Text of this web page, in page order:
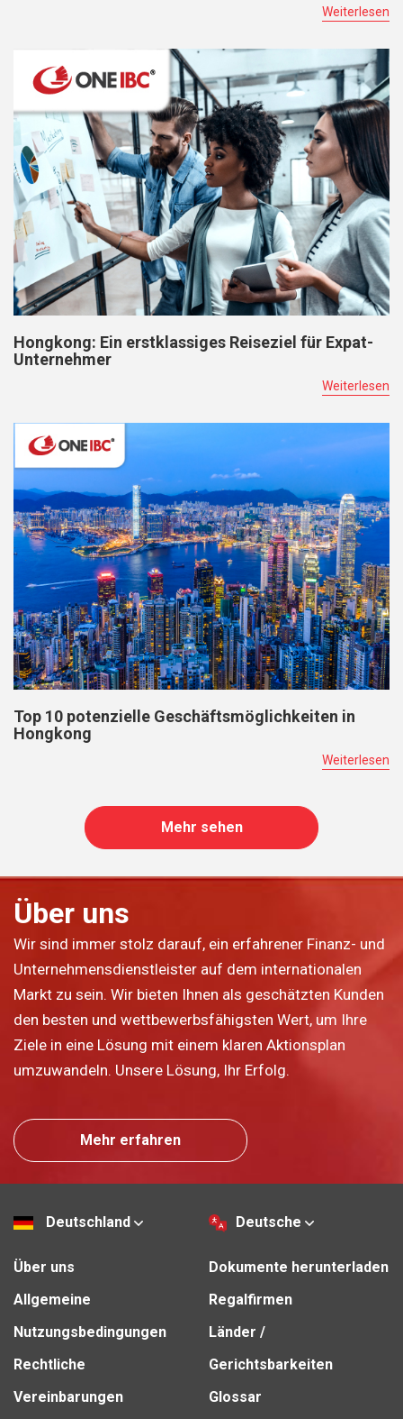
Weiterlesen
Hongkong: Ein erstklassiges Reiseziel für Expat-
Unternehmer
Weiterlesen
Top 10 potenzielle Geschäftsmöglichkeiten in
Hongkong
Weiterlesen
Mehr sehen
Über uns
Wir sind immer stolz darauf, ein erfahrener Finanz- und
Unternehmensdienstleister auf dem internationalen
Markt zu sein. Wir bieten Ihnen als geschätzten Kunden
den besten und wettbewerbsfähigsten Wert, um Ihre
Ziele in eine Lösung mit einem klaren Aktionsplan
umzuwandeln. Unsere Lösung, Ihr Erfolg.
Mehr erfahren
Deutschland Deutsche
Über uns
Allgemeine
Nutzungsbedingungen
Rechtliche
Vereinbarungen
Dokumente herunterladen
Regalfirmen
Länder /
Gerichtsbarkeiten
Glossar